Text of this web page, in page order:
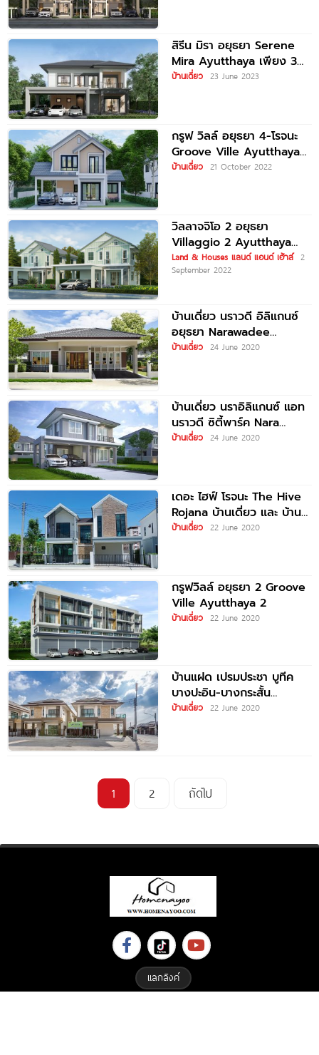
สิรีน มิรา อยุธยา Serene
Mira Ayutthaya เพียง 3
นาที* จาก
บ้านเดี่ยว 23 June 2023
กรูฟ วิลล์ อยุธยา 4-โรจนะ
Groove Ville Ayutthaya
4-Rojana ราคาเริ่มต้น 2.99
บ้านเดี่ยว 21 October 2022
วิลลาจจิโอ 2 อยุธยา
Villaggio 2 Ayutthaya
บ้านสวยสไตล์สแกนดิเนเวีย
เริ่ม 5-7 ล้าน*
Land & Houses แลนด์ แอนด์ เฮ้าส์
2
September 2022
บ้านเดี่ยว นราวดี อิลิแกนซ์
อยุธยา Narawadee
Elegance
บ้านเดี่ยว 24 June 2020
บ้านเดี่ยว นราอิลิแกนซ์ แอท
นราวดี ซิตี้พาร์ค Nara
Elegance @ Narawadee
บ้านเดี่ยว 24 June 2020
เดอะ ไฮฟ์ โรจนะ The Hive
Rojana บ้านเดี่ยว และ บ้าน
แฝด ทำเลดี
บ้านเดี่ยว 22 June 2020
กรูฟวิลล์ อยุธยา 2 Groove
Ville Ayutthaya 2
บ้านเดี่ยว 22 June 2020
บ้านแฝด เปรมประชา บูทีค
บางปะอิน-บางกระสั้น
Praempracha Boutique
บ้านเดี่ยว 22 June 2020
1 2 ถัดไป
แลกลิงค์